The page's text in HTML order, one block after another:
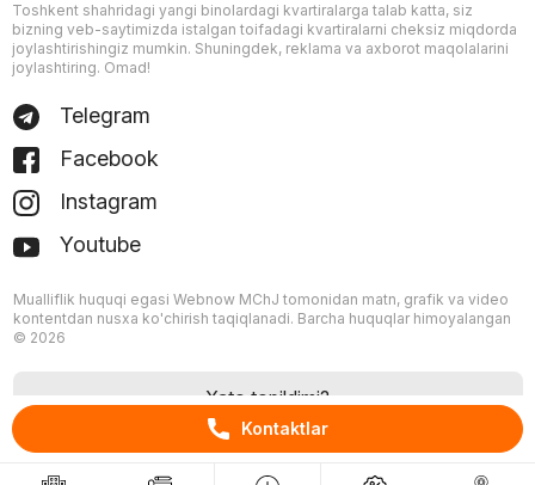
Kontaktlar
Toshkent shahridagi yangi binolardagi kvartiralarga talab katta, siz
bizning veb-saytimizda istalgan toifadagi kvartiralarni cheksiz miqdorda
joylashtirishingiz mumkin. Shuningdek, reklama va axborot maqolalarini
joylashtiring. Omad!
Telegram
Facebook
Instagram
Youtube
Mualliflik huquqi egasi Webnow MChJ tomonidan matn, grafik va video
kontentdan nusxa ko'chirish taqiqlanadi. Barcha huquqlar himoyalangan
© 2026
Xato topildimi?